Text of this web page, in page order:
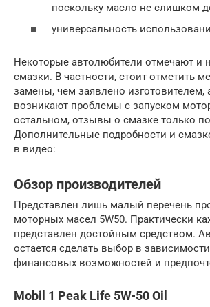
поскольку масло не слишком
универсальность
Некоторые автолюбители отмечают и
смазки. В частности, стоит отметить
замены, чем заявлено изготовителем,
возникают проблемы с запуском
остальном, отзывы о смазке только
Дополнительные подробности и
в видео:
Обзор производителей
Представлен лишь малый перечень
моторных масел 5W50. Практически
представлен достойным средством.
остается сделать выбор в
финансовых возможностей и
Mobil 1 Peak Life 5W-50 Oil